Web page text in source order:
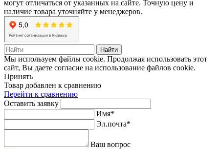
могут отличаться от указанных на сайте. Точную цену и
наличие товара уточняйте у менеджеров.
Найти
Мы используем файлы cookie. Продолжая использовать этот
сайт, Вы даете согласие на использование файлов cookie.
Принять
Товар добавлен к сравнению
Перейти к сравнению
Оставить заявку
Имя*
Эл.почта*
Ваш вопрос